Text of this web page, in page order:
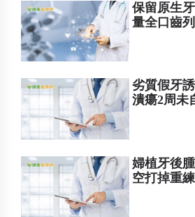
保留原生
量全口齒
劣質假牙
潰瘍2周未
婦植牙後
空打掉重練